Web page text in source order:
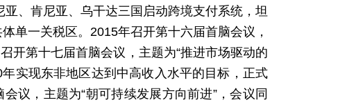
、肯尼亚、乌干达三国启动跨境支付系统，坦
单一关税区。2015年召开第十六届首脑会议，
开第十七届首脑会议，主题为“推进市场驱动的
实现东非地区达到中高收入水平的目标，正式
议，主题为“朝可持续发展方向前进”，会议同